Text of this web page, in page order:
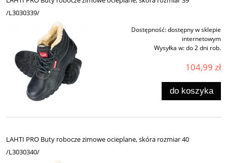
/L3030339/
Dostępność:dostępny w sklepie
internetowym
Wysyłka w:do 2 dni rob.
104,99 zł
do koszyka
LAHTI PRO Buty robocze zimowe ocieplane, skóra rozmiar 40
/L3030340/